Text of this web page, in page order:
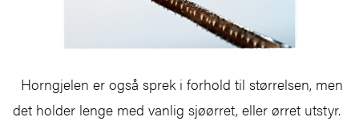
Horngjelen er også sprek i forhold til størrelsen, men
det holder lenge med vanlig sjøørret, eller ørret utstyr.